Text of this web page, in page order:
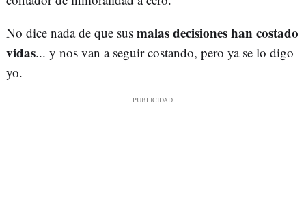
No dice nada de que sus malas decisiones han costado
vidas... y nos van a seguir costando, pero ya se lo digo
yo.